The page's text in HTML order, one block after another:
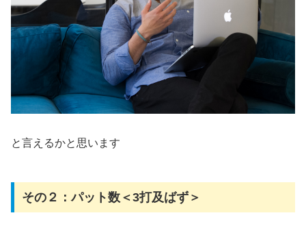
と言えるかと思います
その２：パット数＜3打及ばず＞